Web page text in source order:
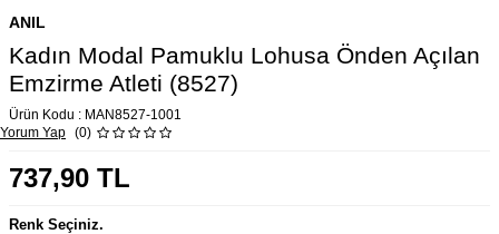
ANIL
Kadın Modal Pamuklu Lohusa Önden Açılan
Emzirme Atleti (8527)
Ürün Kodu : MAN8527-1001
Yorum Yap (0)
737,90 TL
Renk Seçiniz.